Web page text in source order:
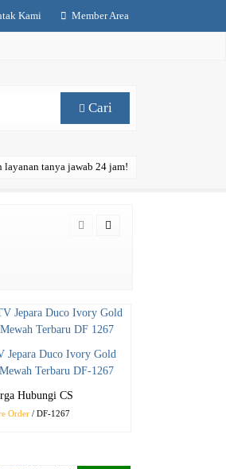
Kami Member Area
Cari
layanan tanya jawab 24 jam!
Jepara Duco Ivory Gold
Terbaru DF-1267
Hubungi CS
Order/ DF-1267